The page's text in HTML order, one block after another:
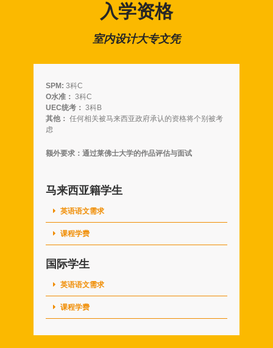
入学资格
室内设计大专文凭
SPM: 3科C
O水准： 3科C
UEC统考： 3科B
其他： 任何相关被马来西亚政府承认的资格将个别被考
虑
额外要求：通过莱佛士大学的作品评估与面试
马来西亚籍学生
英语语文需求
课程学费
国际学生
英语语文需求
课程学费